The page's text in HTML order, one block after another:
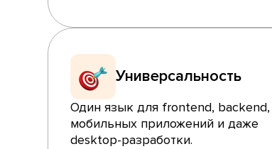
Универсальность
Один язык для frontend, backend,
мобильных приложений и даже
desktop-разработки.